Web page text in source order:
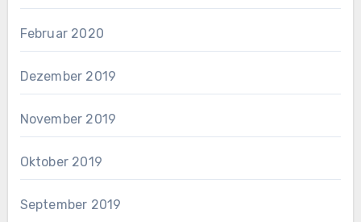
Februar 2020
Dezember 2019
November 2019
Oktober 2019
September 2019